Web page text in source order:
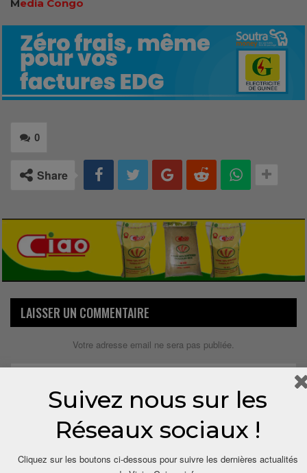
Media Congo
0
Share
LAISSER UN COMMENTAIRE
Votre adresse email ne sera pas publiée.
Suivez nous sur les
Réseaux sociaux !
Cliquez sur les boutons ci-dessous pour suivre les dernières actualités